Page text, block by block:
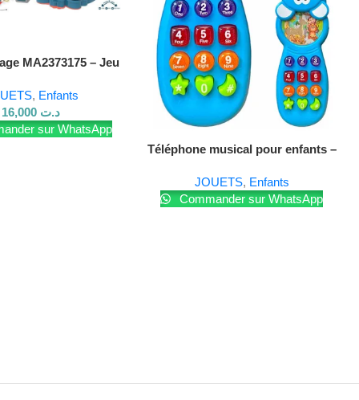
MA2373175 – Jeu
, Enfants
د.ت
sur WhatsApp
Lire La Suite
Téléphone musical pour enfants –
JOUETS, Enfants
Commander sur WhatsApp